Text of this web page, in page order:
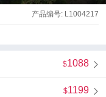
产品编号: L1004217
1088
1199